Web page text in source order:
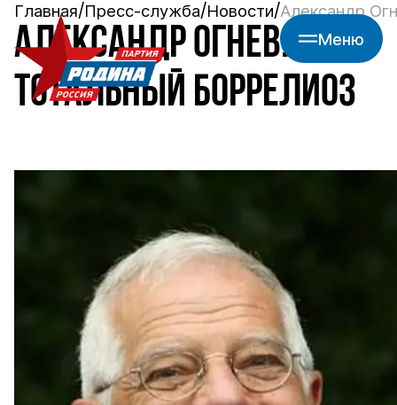
Меню
Главная Пресс-служба Новости Александр
АЛЕКСАНДР ОГНЕВ:
ТОТАЛЬНЫЙ БОРРЕЛИОЗ